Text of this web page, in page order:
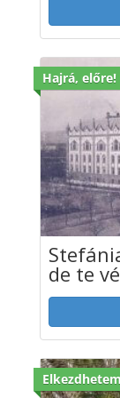
Hajrá, előre!
de te